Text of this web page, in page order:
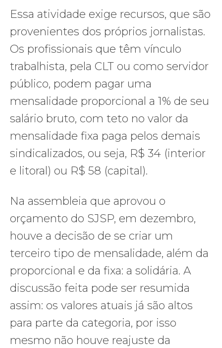
Essa atividade exige recursos, que são
provenientes dos próprios jornalistas.
Os profissionais que têm vínculo
trabalhista, pela CLT ou como servidor
público, podem pagar uma
mensalidade proporcional a 1% de seu
salário bruto, com teto no valor da
mensalidade fixa paga pelos demais
sindicalizados, ou seja, R$ 34 (interior
e litoral) ou R$ 58 (capital).
Na assembleia que aprovou o
orçamento do SJSP, em dezembro,
houve a decisão de se criar um
terceiro tipo de mensalidade, além da
proporcional e da fixa: a solidária. A
discussão feita pode ser resumida
assim: os valores atuais já são altos
para parte da categoria, por isso
mesmo não houve reajuste da